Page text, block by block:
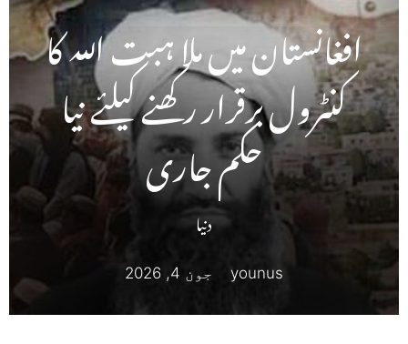
افغانستان میں ملا ہبت اللہ کا
کنٹرول برقرار رکھنے کیلئے نیا
حکم جاری
دنیا
younus جون 4, 2026